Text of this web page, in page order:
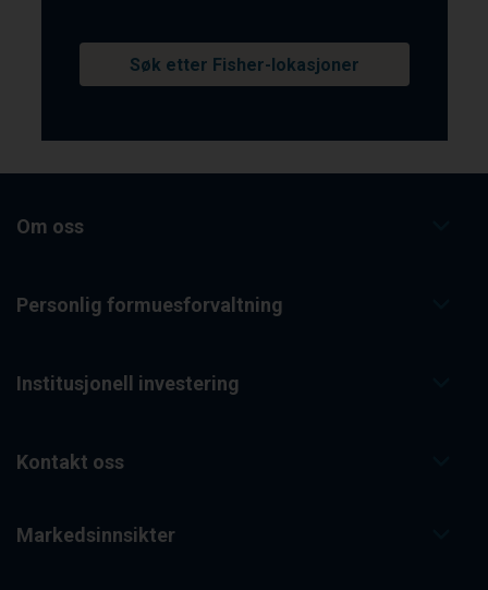
Søk etter Fisher-lokasjoner
Om oss
Personlig formuesforvaltning
Institusjonell investering
Kontakt oss
Markedsinnsikter